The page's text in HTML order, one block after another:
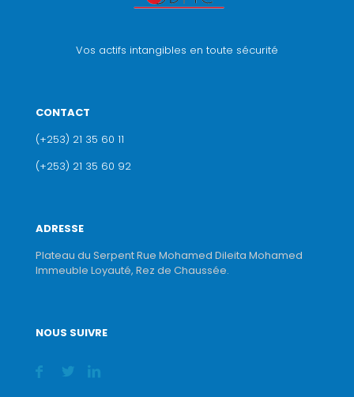
Vos actifs intangibles en toute sécurité
CONTACT
(+253) 21 35 60 11
(+253) 21 35 60 92
ADRESSE
Plateau du Serpent Rue Mohamed Dileita Mohamed
Immeuble Loyauté, Rez de Chaussée.
NOUS SUIVRE